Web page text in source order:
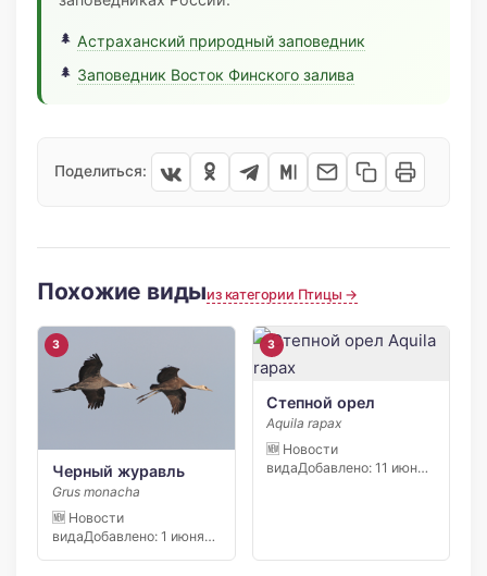
Астраханский природный заповедник
Заповедник Восток Финского залива
Поделиться:
Похожие видыиз категории Птицы →
3
Черный журавль
Grus monacha
🆕 Новости
видаДобавлено: 1 июня
3
Степной орел
Aquila rapax
🆕 Новости
видаДобавлено: 11 июня